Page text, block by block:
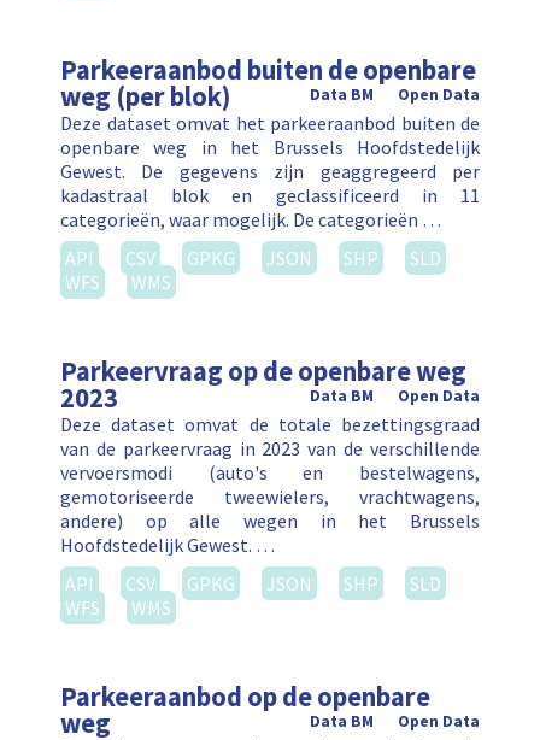
Parkeeraanbod buiten de openbare
weg (per blok) Open Data
Data BM
Deze dataset omvat het parkeeraanbod buiten de
openbare weg in het Brussels Hoofdstedelijk
Gewest. De gegevens zijn geaggregeerd per
kadastraal blok en geclassificeerd in 11
categorieën, waar mogelijk. De categorieën …
API
CSV GPKG JSON SHP
SLD
WFS
WMS
Parkeervraag op de openbare weg
2023 Open Data
Data BM
Deze dataset omvat de totale bezettingsgraad
van de parkeervraag in 2023 van de verschillende
vervoersmodi (auto's en bestelwagens,
gemotoriseerde tweewielers, vrachtwagens,
andere) op alle wegen in het Brussels
Hoofdstedelijk Gewest. …
API
CSV GPKG JSON SHP
SLD
WFS
WMS
Parkeeraanbod op de openbare
weg Open Data
Data BM